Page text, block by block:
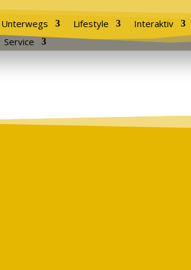
Unterwegs Lifestyle
Interaktiv
Service